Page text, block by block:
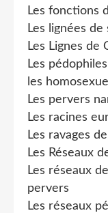
Les fonctions
Les lignées
Les Lignes de
Les
les
Les pervers
Les racines
Les ravages
Les Réseaux
Les réseaux
pervers
Les réseaux